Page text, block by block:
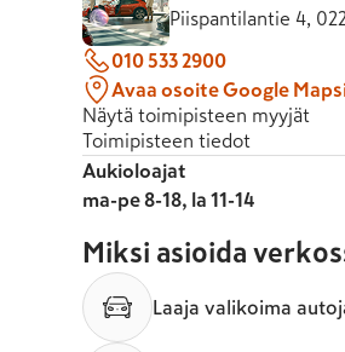
Piispantilantie 4,
010 533 2900
Avaa osoite Google
Näytä toimipisteen myyjät
Toimipisteen tiedot
Aukioloajat
ma-pe 8-18, la 11-14
Miksi asioida
Laaja valikoima